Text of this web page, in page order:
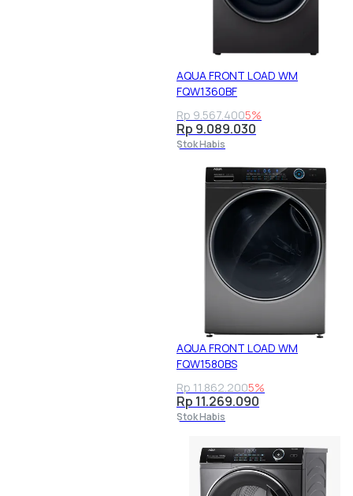
AQUA FRONT LOAD WM
FQW1360BF
Rp 9.567.4005%
Rp 9.089.030
Stok Habis
AQUA FRONT LOAD WM
FQW1580BS
Rp 11.862.2005%
Rp 11.269.090
Stok Habis